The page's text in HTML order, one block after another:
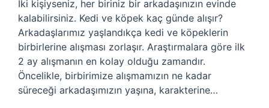
İki kişiyseniz, her biriniz bir arkadaşınızın evinde
kalabilirsiniz. Kedi ve köpek kaç günde alışır?
Arkadaşlarımız yaşlandıkça kedi ve köpeklerin
birbirlerine alışması zorlaşır. Araştırmalara göre ilk
2 ay alışmanın en kolay olduğu zamandır.
Öncelikle, birbirimize alışmamızın ne kadar
süreceği arkadaşımızın yaşına, karakterine…